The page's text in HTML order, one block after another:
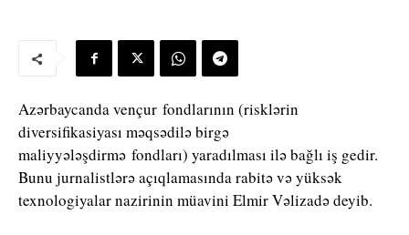
Azərbaycanda vençur fondlarının (risklərin
diversifikasiyası məqsədilə birgə
maliyyələşdirmə fondları) yaradılması ilə bağlı iş gedir.
Bunu jurnalistlərə açıqlamasında rabitə və yüksək
texnologiyalar nazirinin müavini Elmir Vəlizadə deyib.